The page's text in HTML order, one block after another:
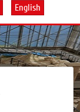
English